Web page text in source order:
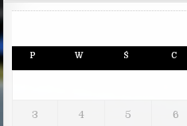
P W Ś C
3 4 5 6